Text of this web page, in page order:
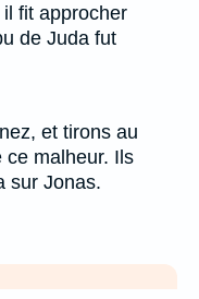
fit approcher
de Juda fut
et tirons au
ce malheur. Ils
sur Jonas.